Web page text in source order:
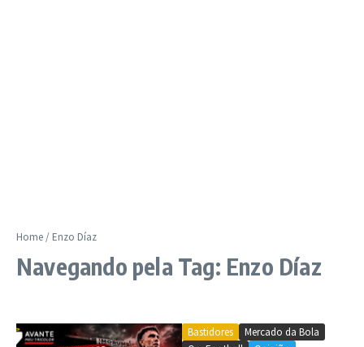
Home/ Enzo Díaz
Navegando pela Tag: Enzo Díaz
Bastidores
Mercado da Bola